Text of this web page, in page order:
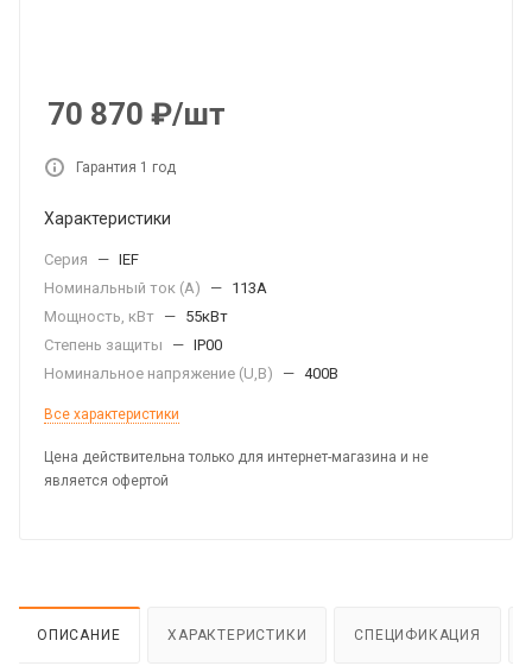
70 870 ₽/шт
Гарантия 1 год
Характеристики
Серия — IEF
Номинальный ток (А)
— 113А
Мощность, кВт — 55кВт
Степень защиты
— IP00
Номинальное напряжение (U,B)
— 400В
Все характеристики
Цена действительна только для интернет-магазина и не
является офертой
ОПИСАНИЕ ХАРАКТЕРИСТИКИ СПЕЦИФИКАЦИЯ